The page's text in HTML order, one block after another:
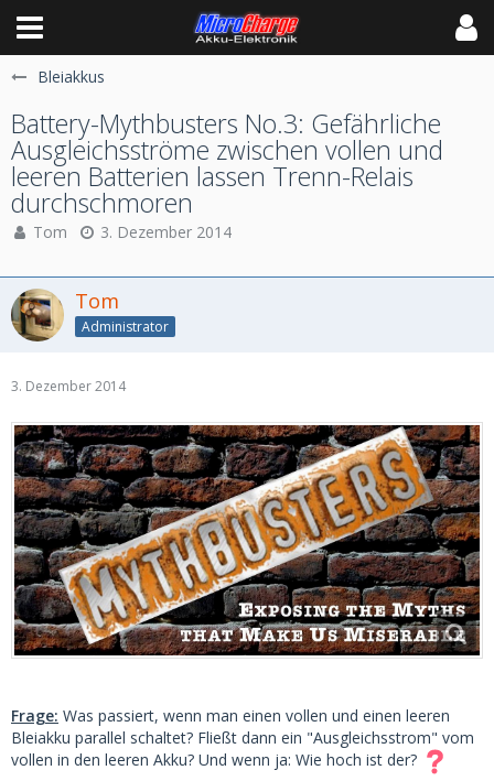
Bleiakkus
Battery-Mythbusters No.3: Gefährliche
Ausgleichsströme zwischen vollen und
leeren Batterien lassen Trenn-Relais
durchschmoren
Tom 3. Dezember 2014
Tom
Administrator
3. Dezember 2014
Frage: Was passiert, wenn man einen vollen und einen leeren
Bleiakku parallel schaltet? Fließt dann ein "Ausgleichsstrom" vom
vollen in den leeren Akku? Und wenn ja: Wie hoch ist der?